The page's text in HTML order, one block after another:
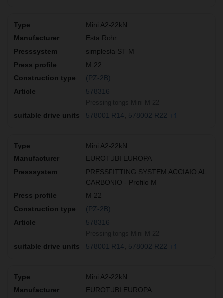
Mini A2-22kN
Esta Rohr
simplesta ST M
M 22
(PZ-2B)
578316
578001 R14 578002 R22 +1
Mini A2-22kN
EUROTUBI EUROPA
PRESSFITTING SYSTEM ACCIAIO AL
CARBONIO - Profilo M
M 22
(PZ-2B)
578316
578001 R14 578002 R22 +1
Mini A2-22kN
EUROTUBI EUROPA